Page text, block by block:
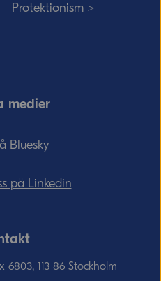
Protektionism >
medier
Bluesky
på Linkedin
6803, 113 86 Stockholm